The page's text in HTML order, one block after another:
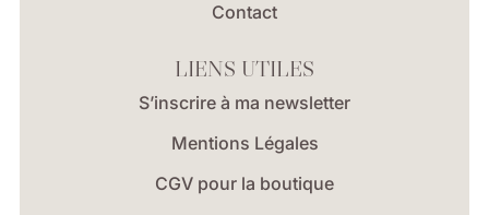
Contact
LIENS UTILES
S’inscrire à ma newsletter
Mentions Légales
CGV pour la boutique